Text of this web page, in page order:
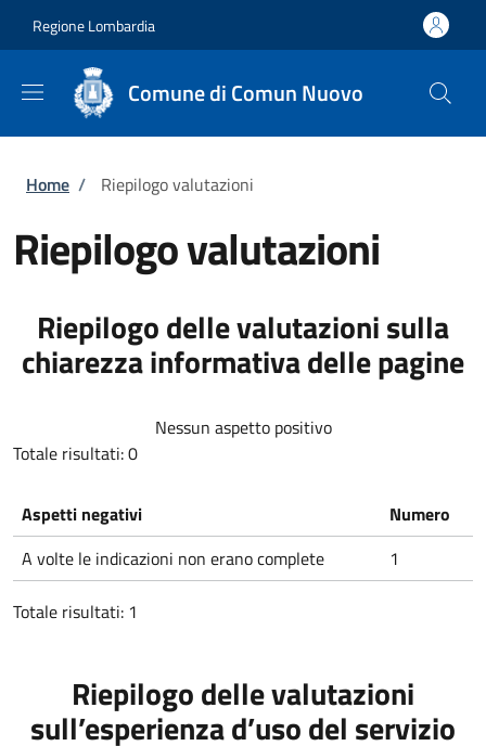
Regione Lombardia
Comune di Comun Nuovo
Briciole di pane
Home / Riepilogo valutazioni
Riepilogo valutazioni
Riepilogo delle valutazioni sulla
chiarezza informativa delle pagine
Nessun aspetto positivo
Totale risultati: 0
Aspetti negativi
Numero
A volte le indicazioni non erano complete
1
Totale risultati: 1
Riepilogo delle valutazioni
sull’esperienza d’uso del servizio